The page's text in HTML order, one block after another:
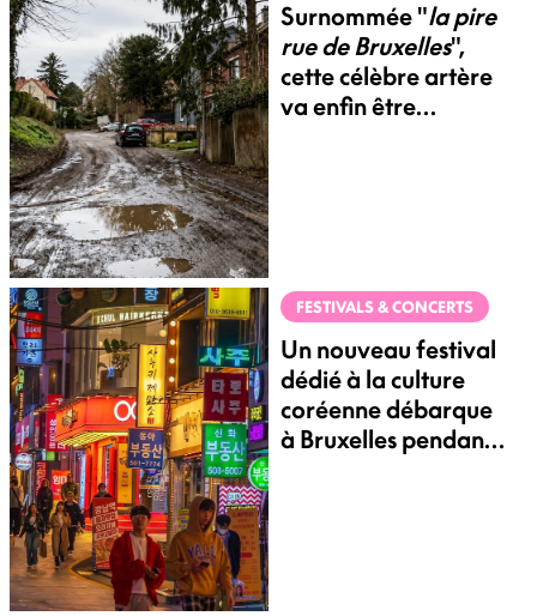
Surnommée "la pire
rue de Bruxelles",
cette célèbre artère
va enfin être
FESTIVALS & CONCERTS
Un nouveau festival
dédié à la culture
coréenne débarque
à Bruxelles pendant